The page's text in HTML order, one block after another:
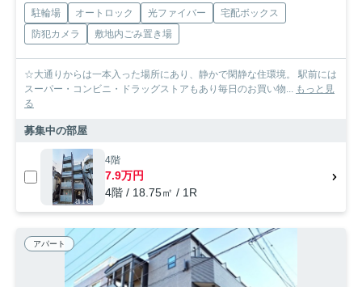
駐輪場 オートロック 光ファイバー
宅配ボックス
防犯カメラ
敷地内ごみ置き場
☆大通りからは一本入った場所にあり、静かで閑静な住環境。 駅前には
スーパー・コンビニ・ドラッグストアもあり毎日のお買い物... もっと見
る
募集中の部屋
4階
7.9万円
4階 / 18.75㎡ / 1R
アパート